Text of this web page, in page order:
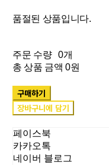
품절된 상품입니다.
주문 수량
0개
총 상품 금액 0원
구매하기
장바구니에 담기
페이스북
카카오톡
네이버 블로그